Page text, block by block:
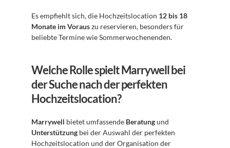
Es empfiehlt sich, die Hochzeitslocation 12 bis 18
Monate im Voraus zu reservieren, besonders für
beliebte Termine wie Sommerwochenenden.
Welche Rolle spielt Marrywell bei
der Suche nach der perfekten
Hochzeitslocation?
Marrywell bietet umfassende Beratung
Unterstützung bei der Auswahl der perfekten
Hochzeitslocation und der Organisation der